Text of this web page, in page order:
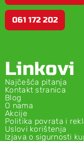
061 172 202
Linkovi
Najčešća pitanja
Kontakt stranica
Blog
O nama
Akcije
Politika povrata i
Uslovi korištenja
Izjava o sigurnosti